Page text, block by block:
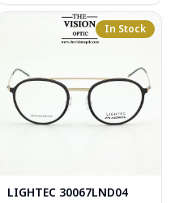
อุปกรณ์ : กล่องแว่น, ผ้าเช็ดแว่น
น้ำหนัก : 19 กรัม
การรับประกัน : 1 ปี
In Stock
LIGHTEC 30067LND04